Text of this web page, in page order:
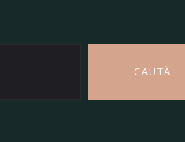
CAUTĂ